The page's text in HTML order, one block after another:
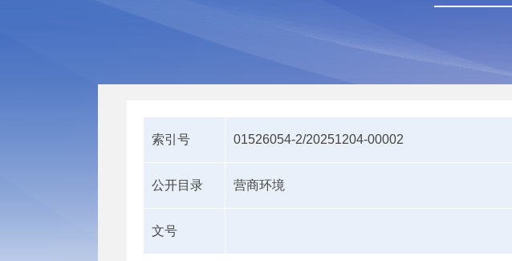
索引号 01526054-2/20251204-00002
公开目录 营商环境
文号